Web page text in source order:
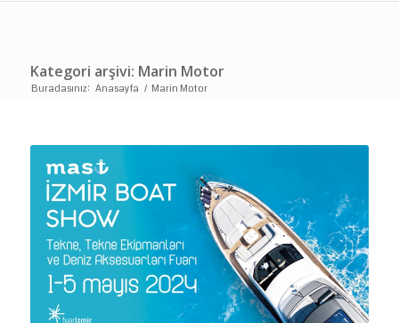
Kategori arşivi: Marin Motor
Buradasınız: Anasayfa / Marin Motor